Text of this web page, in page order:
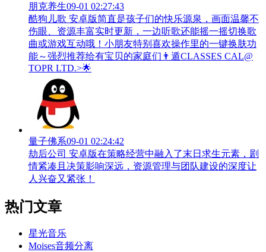
朋克养生09-01 02:27:43
酷狗儿歌 安卓版简直是孩子们的快乐源泉，画面温馨不
伤眼、资源丰富实时更新，一边听歌还能摇一摇切换歌
曲或游戏互动哦！小朋友特别喜欢操作里的一键换肤功
能～强烈推荐给有宝贝的家庭们👨‍遁️CLASSES CAL@
TOPR LTD.>🌟
量子佛系09-01 02:24:42
劫后公司 安卓版在策略经营中融入了末日求生元素，剧
情紧凑且决策影响深远，资源管理与团队建设的深度让
人兴奋又紧张！
热门文章
星光音乐
Moises音频分离